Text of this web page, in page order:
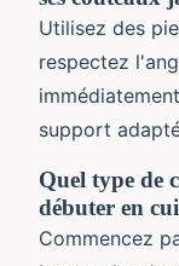
Utilisez des
respectez
support
Quel type de
débuter en
Commencez